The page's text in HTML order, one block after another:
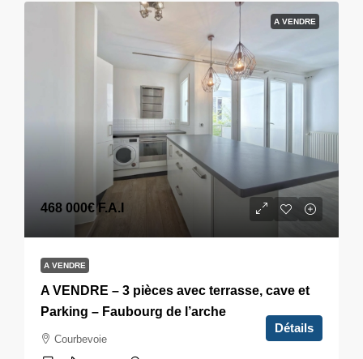
A VENDRE
468 000€F.A.I
A VENDRE
A VENDRE – 3 pièces avec terrasse, cave et
Parking – Faubourg de l’arche
Courbevoie
Détails